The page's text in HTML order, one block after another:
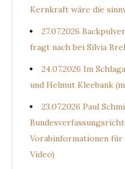
Kernkraft wäre die
27.07.2026
fragt nach bei Silvia
24.07.2026 Im
und Helmut Kleebank
23.07.2026 Paul
Vorabinformationen
Video)